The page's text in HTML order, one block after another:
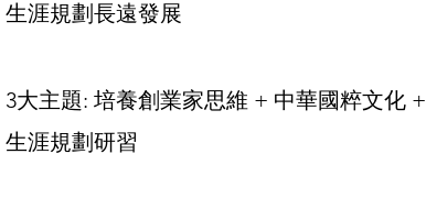
生涯規劃長遠發展
3大主題: 培養創業家思維 + 中華國粹文化 +
生涯規劃研習